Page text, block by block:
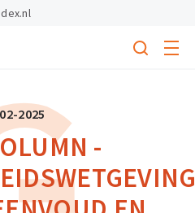
Search
2025
-